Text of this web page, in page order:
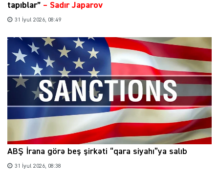
tapıblar” – Sadır Japarov
31 İyul 2026, 08:49
ABŞ İrana görə beş şirkəti “qara siyahı”ya salıb
31 İyul 2026, 08:38